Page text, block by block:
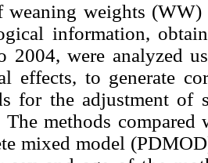
weaning weights
information,
2004, were analyzed
effects, to generate
for the adjustment of
The methods
mixed model